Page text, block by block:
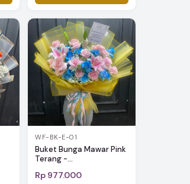
WF-BK-E-01
Buket Bunga Mawar Pink
Terang -...
Rp 977.000